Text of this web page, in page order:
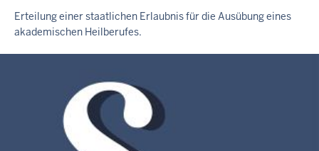
Erteilung einer staatlichen Erlaubnis für die Ausübung eines
akademischen Heilberufes.